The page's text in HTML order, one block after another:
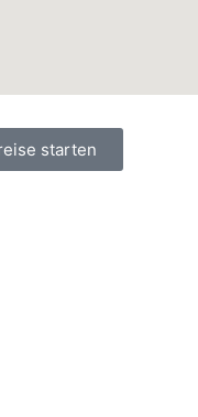
starten